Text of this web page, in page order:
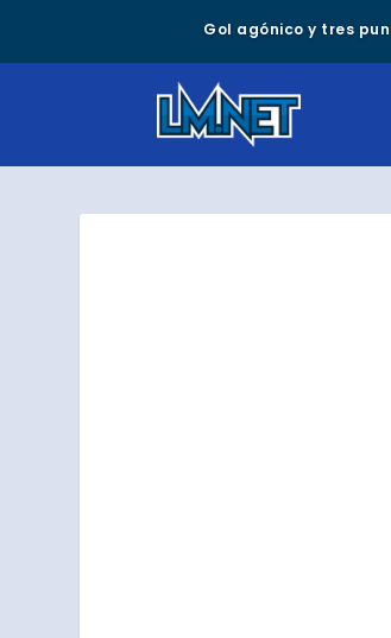
Gol agónico y tres